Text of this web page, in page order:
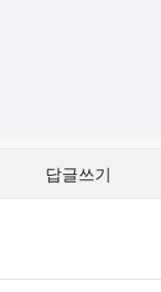
답글쓰기